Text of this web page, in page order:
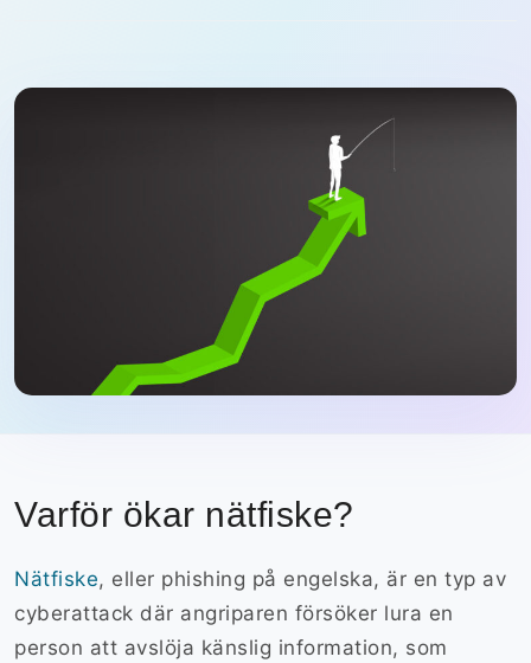
Varför ökar nätfiske?
Nätfiske, eller phishing på engelska, är en typ av
cyberattack där angriparen försöker lura en
person att avslöja känslig information, som